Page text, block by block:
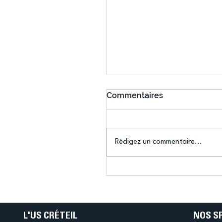
Ping ? Quand le tennis
Commentaires
Rédigez un commentaire...
L'US CRÉTEIL NOS